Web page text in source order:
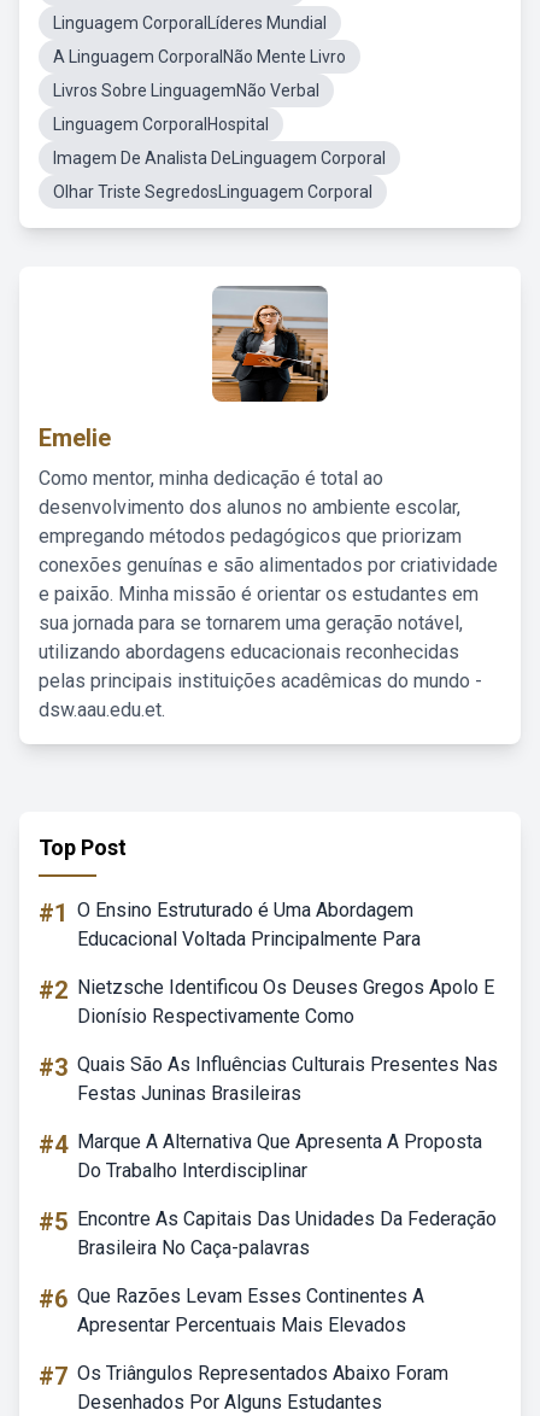
Linguagem CorporalLíderes Mundial
A Linguagem CorporalNão Mente Livro
Livros Sobre LinguagemNão Verbal
Linguagem CorporalHospital
Imagem De Analista DeLinguagem Corporal
Olhar Triste SegredosLinguagem Corporal
Emelie
Como mentor, minha dedicação é total ao
desenvolvimento dos alunos no ambiente escolar,
empregando métodos pedagógicos que priorizam
conexões genuínas e são alimentados por criatividade
e paixão. Minha missão é orientar os estudantes em
sua jornada para se tornarem uma geração notável,
utilizando abordagens educacionais reconhecidas
pelas principais instituições acadêmicas do mundo -
dsw.aau.edu.et.
Top Post
#1 O Ensino Estruturado é Uma Abordagem
Educacional Voltada Principalmente Para
#2 Nietzsche Identificou Os Deuses Gregos Apolo E
Dionísio Respectivamente Como
#3 Quais São As Influências Culturais Presentes Nas
Festas Juninas Brasileiras
#4 Marque A Alternativa Que Apresenta A Proposta
Do Trabalho Interdisciplinar
#5 Encontre As Capitais Das Unidades Da Federação
Brasileira No Caça-palavras
#6 Que Razões Levam Esses Continentes A
Apresentar Percentuais Mais Elevados
#7 Os Triângulos Representados Abaixo Foram
Desenhados Por Alguns Estudantes